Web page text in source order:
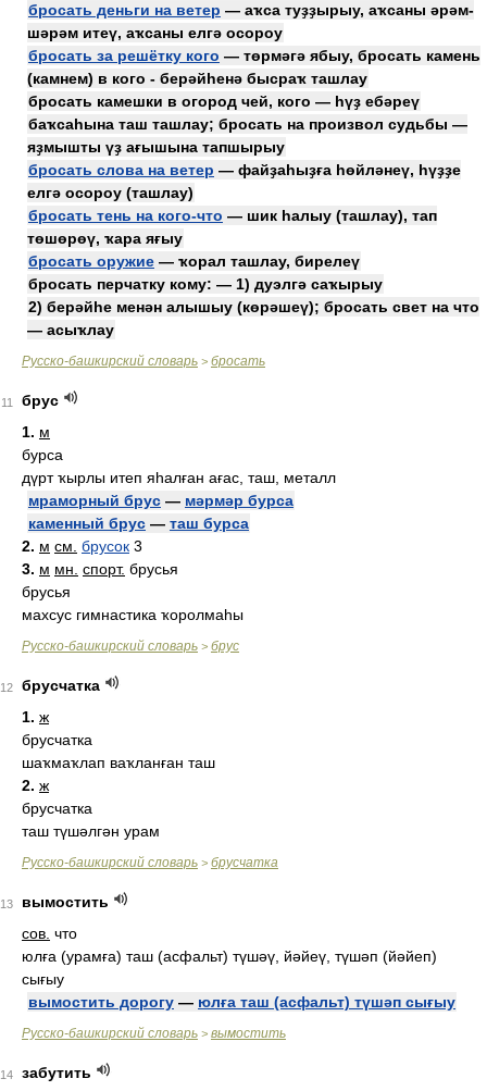
бросать деньги на ветер — аҡса туҙҙырыу, аҡсаны әрәм-
шәрәм итеү, аҡсаны елгә осороу
бросать за решётку кого — төрмәгә ябыу, бросать камень
(камнем) в кого - берәйһенә бысраҡ ташлау
бросать камешки в огород чей, кого — һүҙ ебәреү
баҡсаһына таш ташлау; бросать на произвол судьбы —
яҙмышты үҙ ағышына тапшырыу
бросать слова на ветер — файҙаһыҙға һөйләнеү, һүҙҙе
елгә осороу (ташлау)
бросать тень на кого-что — шик һалыу (ташлау), тап
төшөрөү, ҡара яғыу
бросать оружие — ҡорал ташлау, бирелеү
бросать перчатку кому: — 1) дуэлгә саҡырыу
2) берәйһе менән алышыу (көрәшеү); бросать свет на что
— асыҡлау
Русско-башкирский словарь > бросать
11
брус
1. м
бурса
дүрт ҡырлы итеп яһалған ағас, таш, металл
мраморный брус — мәрмәр бурса
каменный брус — таш бурса
2. м см. брусок 3
3. м мн. спорт. брусья
брусья
махсус гимнастика ҡоролмаһы
Русско-башкирский словарь > брус
12
брусчатка
1. ж
брусчатка
шаҡмаҡлап ваҡланған таш
2. ж
брусчатка
таш түшәлгән урам
Русско-башкирский словарь > брусчатка
13
вымостить
сов. что
юлға (урамға) таш (асфальт) түшәү, йәйеү, түшәп (йәйеп)
сығыу
вымостить дорогу — юлға таш (асфальт) түшәп сығыу
Русско-башкирский словарь > вымостить
14 забутить